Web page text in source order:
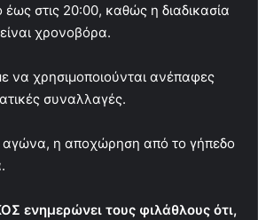
στις 20:00, καθώς η διαδικασία
χρονοβόρα.
να χρησιμοποιούνται ανέπαφες
συναλλαγές.
αγώνα, η αποχώρηση από το γήπεδο
ενημερώνει τους φιλάθλους ότι,